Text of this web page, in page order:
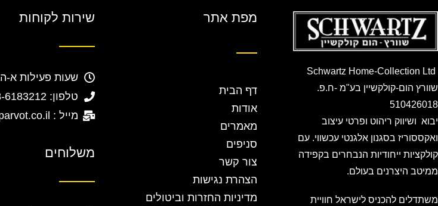
שוורץ הום-קולקשיין בע"מ -ח.פ.
510426018
יבוא ושיווק ריהוט ופרטי עיצוב
ואקססוריז בסגנון אלגנטי עכשווי. עם
קולקציות ייחודיות הנבחרים בקפידה
ממיטב היצרנים בעולם.
משתדלים להכניס לישראל חוויית
מפת אתר
דף הבית
אודות
מאמרים
סניפים
צור קשר
הצהרת נגישות
מדיניות החזרות וביטולים
שירות לקוחות
שעות פעילות א-ה 10:00-16:00
טלפון: 03-6183212
מייל : Moshe@parvot.co.il
משלוחים